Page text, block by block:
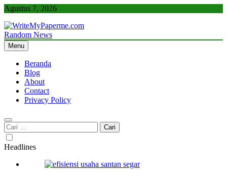
Skip
content
Agustus 7, 2026
WriteMyPaperme.com
Bisnis, Kuliner, Teknologi
Random News
Menu
Beranda
Blog
About
Contact
Privacy Policy
Cari
untuk:
Headlines